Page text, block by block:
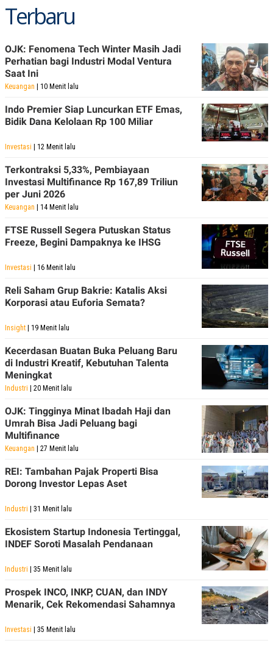
Terbaru
OJK: Fenomena Tech Winter Masih Jadi
Perhatian bagi Industri Modal Ventura
Saat Ini
Keuangan | 10 Menit lalu
Indo Premier Siap Luncurkan ETF Emas,
Bidik Dana Kelolaan Rp 100 Miliar
Investasi | 12 Menit lalu
Terkontraksi 5,33%, Pembiayaan
Investasi Multifinance Rp 167,89 Triliun
per Juni 2026
Keuangan | 14 Menit lalu
FTSE Russell Segera Putuskan Status
Freeze, Begini Dampaknya ke IHSG
Investasi | 16 Menit lalu
Reli Saham Grup Bakrie: Katalis Aksi
Korporasi atau Euforia Semata?
Insight | 19 Menit lalu
Kecerdasan Buatan Buka Peluang Baru
di Industri Kreatif, Kebutuhan Talenta
Meningkat
Industri | 20 Menit lalu
OJK: Tingginya Minat Ibadah Haji dan
Umrah Bisa Jadi Peluang bagi
Multifinance
Keuangan | 27 Menit lalu
REI: Tambahan Pajak Properti Bisa
Dorong Investor Lepas Aset
Industri | 31 Menit lalu
Ekosistem Startup Indonesia Tertinggal,
INDEF Soroti Masalah Pendanaan
Industri | 35 Menit lalu
Prospek INCO, INKP, CUAN, dan INDY
Menarik, Cek Rekomendasi Sahamnya
Investasi | 35 Menit lalu